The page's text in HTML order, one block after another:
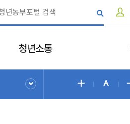
청년소통